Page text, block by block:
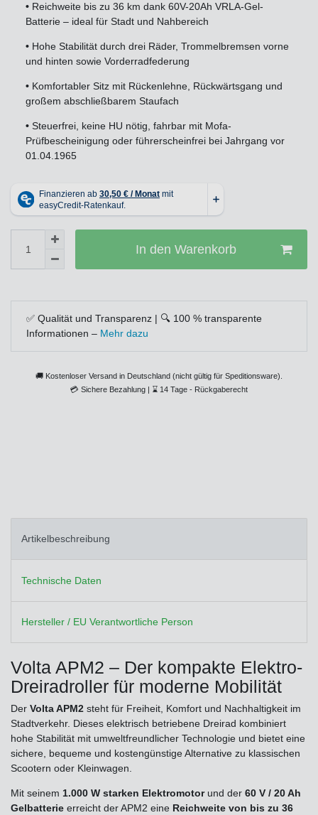
• Reichweite bis zu 36 km dank 60V-20Ah VRLA-Gel-
Batterie – ideal für Stadt und Nahbereich
• Hohe Stabilität durch drei Räder, Trommelbremsen vorne
und hinten sowie Vorderradfederung
• Komfortabler Sitz mit Rückenlehne, Rückwärtsgang und
großem abschließbarem Staufach
• Steuerfrei, keine HU nötig, fahrbar mit Mofa-
Prüfbescheinigung oder führerscheinfrei bei Jahrgang vor
01.04.1965
In den Warenkorb
✅ Qualität und Transparenz | 🔍 100 % transparente
Informationen – Mehr dazu
🚚 Kostenloser Versand in Deutschland (nicht gültig für Speditionsware).
💳 Sichere Bezahlung | ⌛ 14 Tage - Rückgaberecht
Artikelbeschreibung
Technische Daten
Hersteller / EU Verantwortliche Person
Volta APM2 – Der kompakte Elektro-
Dreiradroller für moderne Mobilität
Der Volta APM2 steht für Freiheit, Komfort und Nachhaltigkeit im
Stadtverkehr. Dieses elektrisch betriebene Dreirad kombiniert
hohe Stabilität mit umweltfreundlicher Technologie und bietet eine
sichere, bequeme und kostengünstige Alternative zu klassischen
Scootern oder Kleinwagen.
Mit seinem 1.000 W starken Elektromotorund der 60 V / 20 Ah
Gelbatterie erreicht der APM2 eine Reichweite von bis zu 36